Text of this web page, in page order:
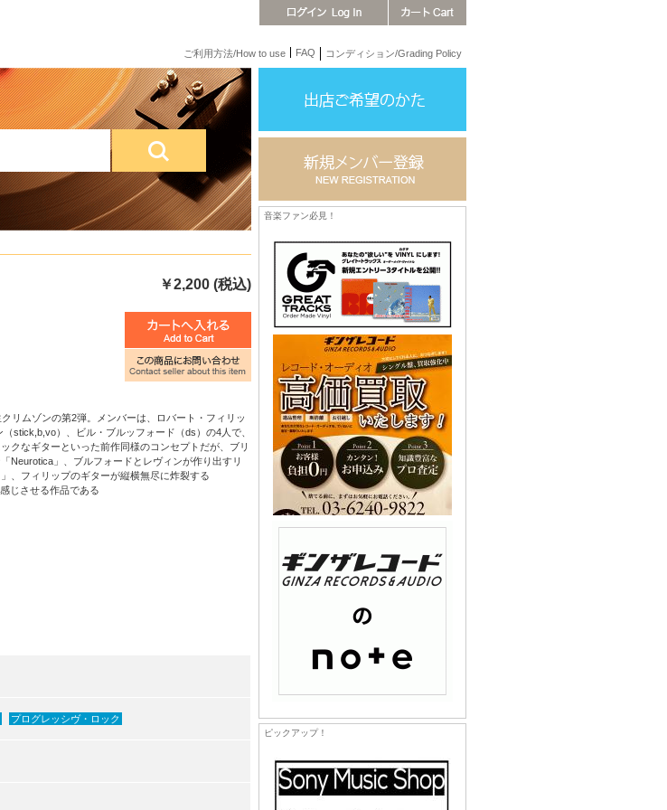
ご利用方法/How to use FAQ コンディション/Grading Policy
￥2,200 (税込)
リムゾンの第2弾。メンバーは、ロバート・フィリッ
stick,b,vo）、ビル・ブルッフォード（ds）の4人で、
クなギターといった前作同様のコンセプトだが、ブリ
Neurotica」、ブルフォードとレヴィンが作り出すリ
、フィリップのギターが縦横無尽に炸裂する
じさせる作品である
プログレッシヴ・ロック
音楽ファン必見！
ピックアップ！